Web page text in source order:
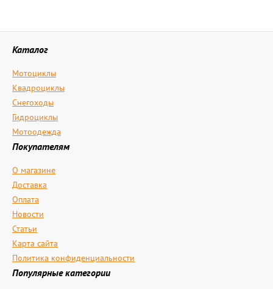
Каталог
Мотоциклы
Квадроциклы
Снегоходы
Гидроциклы
Мотоодежда
Покупателям
О магазине
Доставка
Оплата
Новости
Статьи
Карта сайта
Политика конфиденциальности
Популярные категории